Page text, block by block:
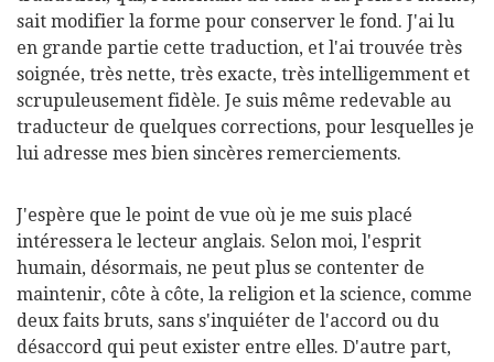
sait modifier la forme pour conserver le fond. J'ai lu
en grande partie cette traduction, et l'ai trouvée très
soignée, très nette, très exacte, très intelligemment et
scrupuleusement fidèle. Je suis même redevable au
traducteur de quelques corrections, pour lesquelles je
lui adresse mes bien sincères remerciements.
J'espère que le point de vue où je me suis placé
intéressera le lecteur anglais. Selon moi, l'esprit
humain, désormais, ne peut plus se contenter de
maintenir, côte à côte, la religion et la science, comme
deux faits bruts, sans s'inquiéter de l'accord ou du
désaccord qui peut exister entre elles. D'autre part,